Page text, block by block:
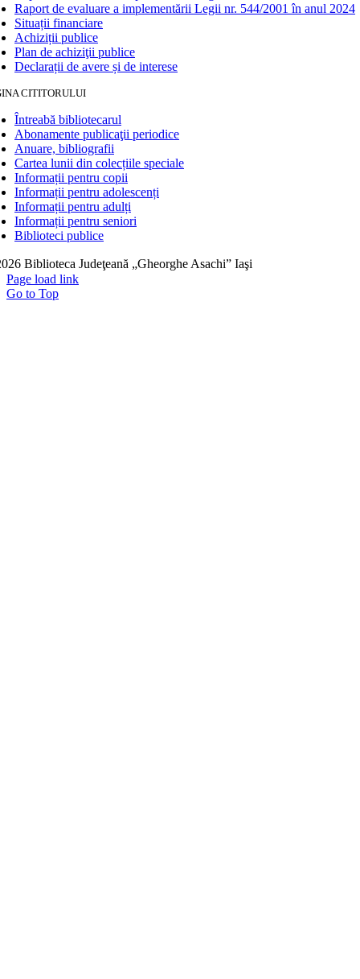
Raport de evaluare a implementării Legii nr. 544/2001 în anul 2024
Situații financiare
Achiziții publice
Plan de achiziţii publice
Declarații de avere și de interese
CITITORULUI
Întreabă bibliotecarul
Abonamente publicaţii periodice
Anuare, bibliografii
Cartea lunii din colecțiile speciale
Informații pentru copii
Informații pentru adolescenți
Informații pentru adulți
Informații pentru seniori
Biblioteci publice
Biblioteca Judeţeană „Gheorghe Asachi” Iaşi
Page load link
Go to Top